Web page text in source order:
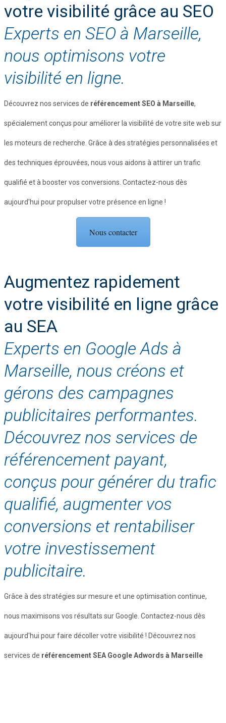
votre visibilité grâce au SEO
Experts en SEO à Marseille,
nous optimisons votre
visibilité en ligne.
Découvrez nos services de référencement SEO à Marseille,
spécialement conçus pour améliorer la visibilité de votre site web sur
les moteurs de recherche. Grâce à des stratégies personnalisées et
des techniques éprouvées, nous vous aidons à attirer un trafic
qualifié et à booster vos conversions. Contactez-nous dès
aujourd'hui pour propulser votre présence en ligne !
Nous contacter
Augmentez rapidement
votre visibilité en ligne grâce
au SEA
Experts en Google Ads à
Marseille, nous créons et
gérons des campagnes
publicitaires performantes.
Découvrez nos services de
référencement payant,
conçus pour générer du trafic
qualifié, augmenter vos
conversions et rentabiliser
votre investissement
publicitaire.
Grâce à des stratégies sur mesure et une optimisation continue,
nous maximisons vos résultats sur Google. Contactez-nous dès
aujourd'hui pour faire décoller votre visibilité ! Découvrez nos
services de référencement SEA Google Adwords à Marseille